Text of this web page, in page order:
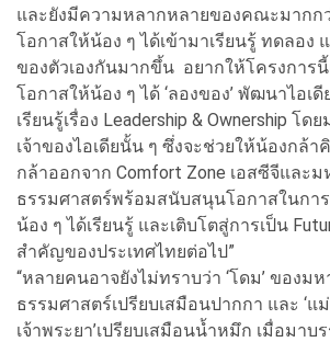
และยังมีความหลากหลายของคณะมากก
โอกาสให้น้อง ๆ ได้เข้ามาเรียนรู้ ทดลอง
ของตัวเองกันมากขึ้น อยากให้โครงการ
โอกาสให้น้อง ๆ ได้ ‘ลองของ’ พัฒนาไอเดี
เรียนรู้เรื่อง Leadership & Ownership โด
เจ้าของไอเดียนั้น ๆ ซึ่งจะช่วยให้น้องกล้า
กล้าออกจาก Comfort Zone เอสซีจีและม
ธรรมศาสตร์พร้อมสนับสนุนโอกาสในกา
น้อง ๆ ได้เรียนรู้ และเติบโตสู่การเป็น
สำคัญของประเทศไทยต่อไป”
“หลายคนอาจยังไม่ทราบว่า ‘โดม’ ของม
ธรรมศาสตร์เปรียบเสมือนปากกา และ ‘แ
เจ้าพระยา’เปรียบเสมือนน้ำหมึก เมื่อมาบ